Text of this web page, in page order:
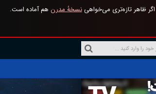
ظاهر تازه‌تری می‌خواهینسخهٔ مدرن هم آماده است.